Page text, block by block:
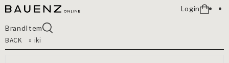
Login
BrandItem
BACK
» iki